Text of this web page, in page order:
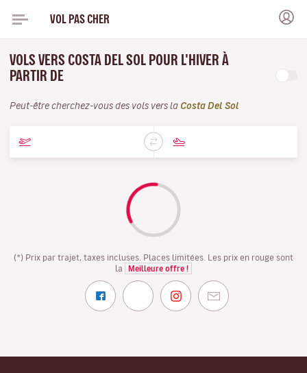
VOL PAS CHER
VOLS VERS COSTA DEL SOL POUR L'HIVER À
PARTIR DE
Peut-être cherchez-vous des vols vers la Costa Del Sol
(*) Prix par trajet, taxes incluses. Places limitées. Les prix en rouge sont
la
Meilleure offre !